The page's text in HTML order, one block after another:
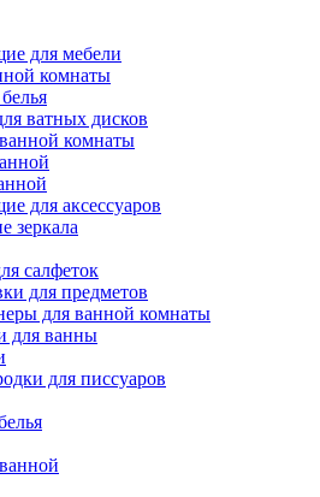
для мебели
комнаты
ватных дисков
комнаты
для аксессуаров
зеркала
салфеток
для предметов
для ванной комнаты
для ванны
для писсуаров